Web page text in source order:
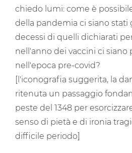
chiedo lumi: come è
della pandemia ci siano
decessi di quelli dichiarati
nell'anno dei vaccini ci siano
nell'epoca pre-covid?
[l'iconografia suggerita, la
ritenuta un passaggio
peste del 1348 per
senso di pietà e di ironia
difficile periodo]